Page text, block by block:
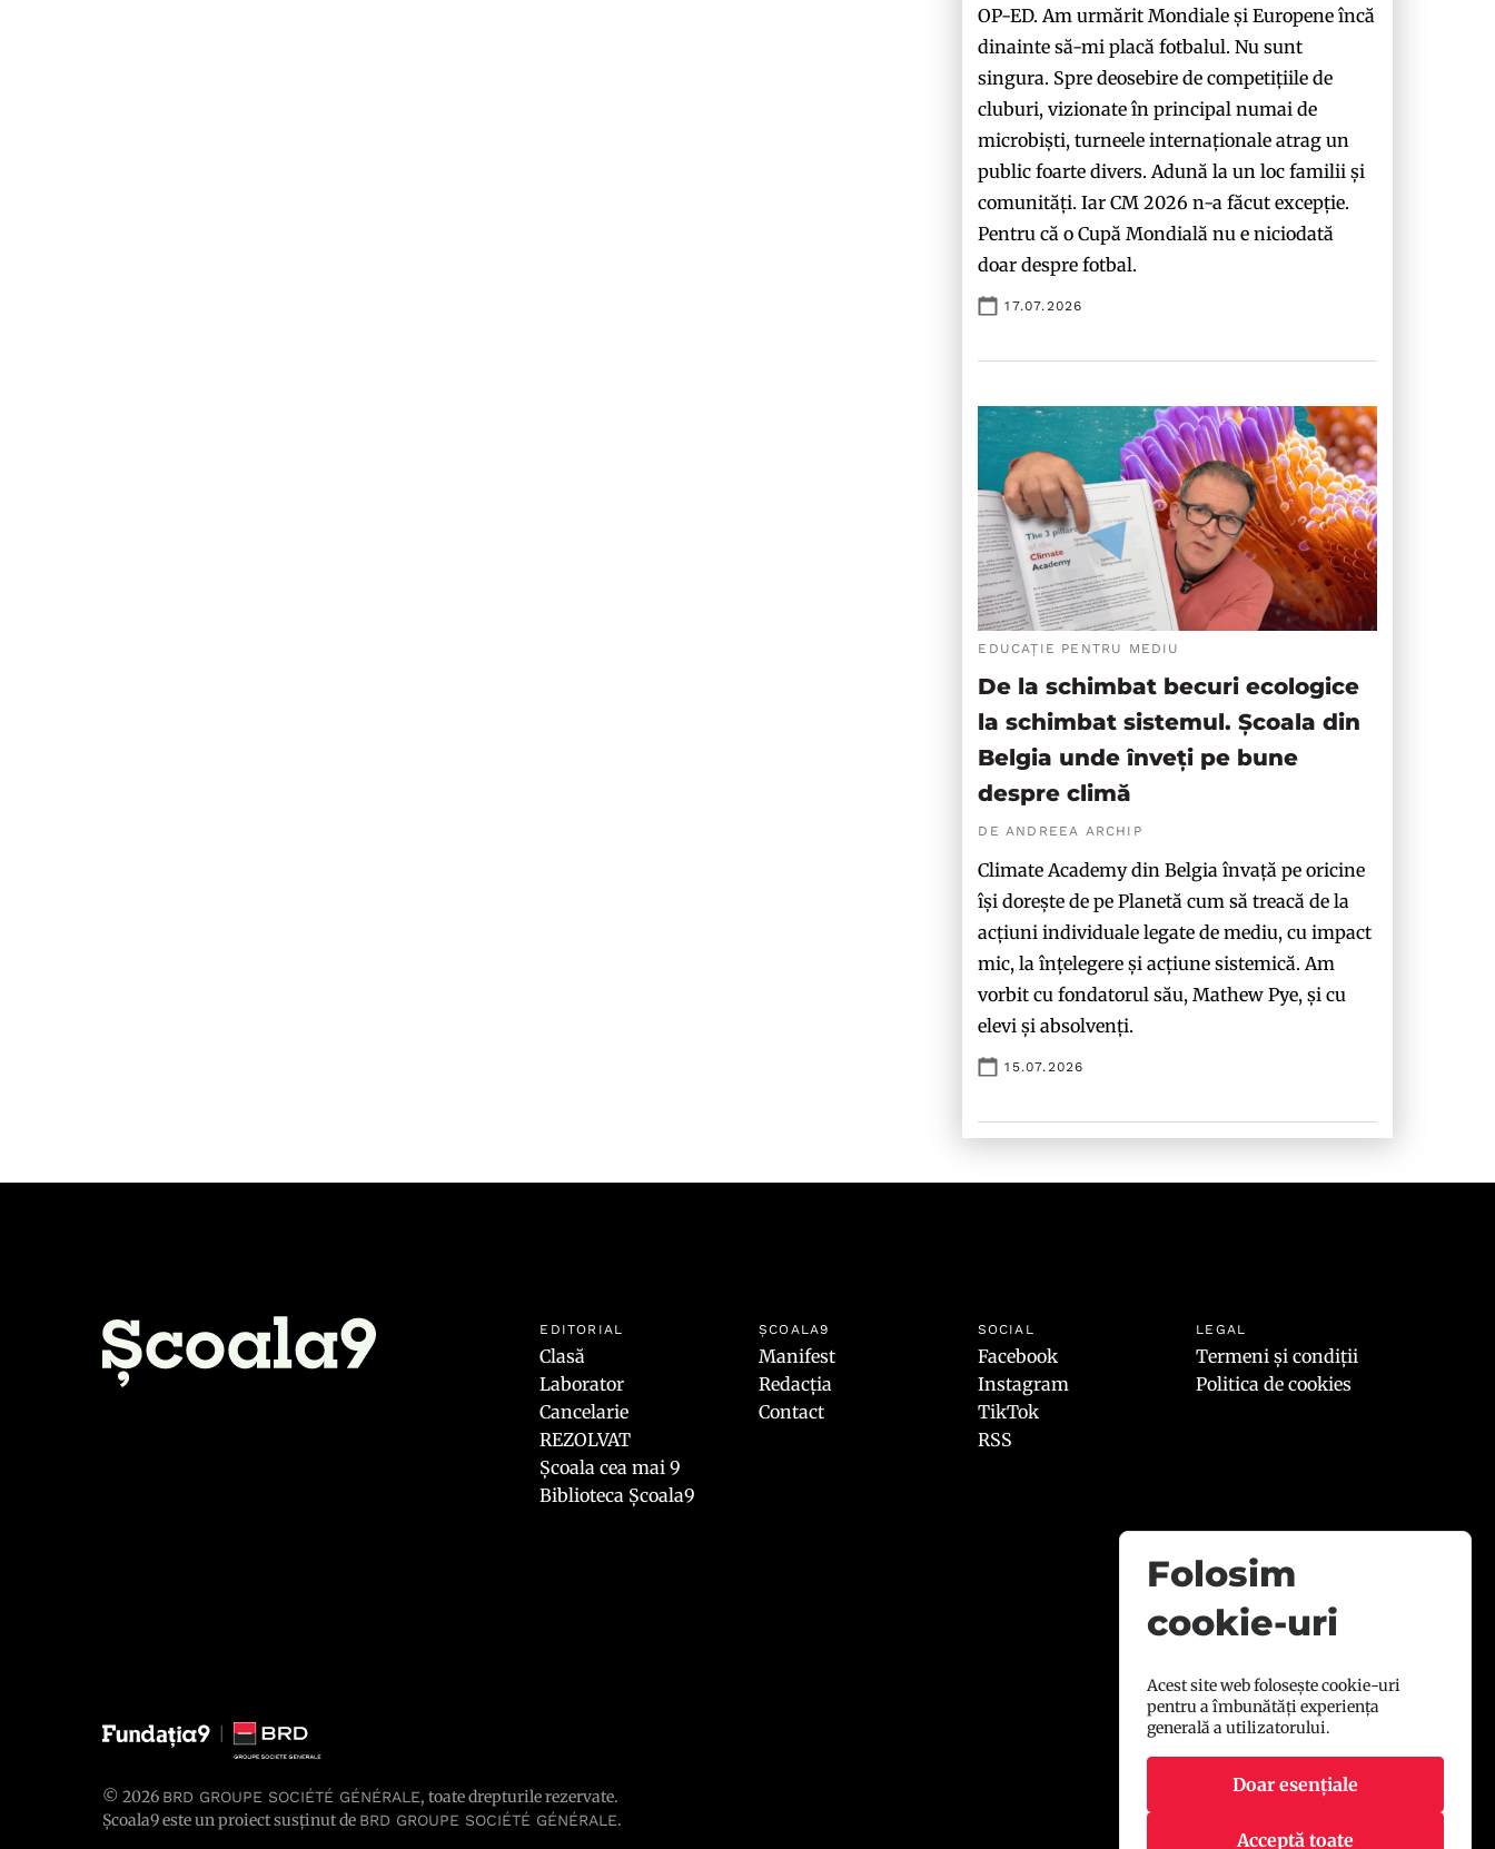
OP-ED. Am urmărit Mondiale și Europene încă
dinainte să-mi placă fotbalul. Nu sunt
singura. Spre deosebire de competițiile de
cluburi, vizionate în principal numai de
microbiști, turneele internaționale atrag un
public foarte divers. Adună la un loc familii și
comunități. Iar CM 2026 n-a făcut excepție.
Pentru că o Cupă Mondială nu e niciodată
doar despre fotbal.
17.07.2026
EDUCAȚIE PENTRU MEDIU
De la schimbat becuri ecologice
la schimbat sistemul. Școala din
Belgia unde înveți pe bune
despre climă
DE ANDREEA ARCHIP
Climate Academy din Belgia învață pe oricine
își dorește de pe Planetă cum să treacă de la
acțiuni individuale legate de mediu, cu impact
mic, la înțelegere și acțiune sistemică. Am
vorbit cu fondatorul său, Mathew Pye, și cu
elevi și absolvenți.
15.07.2026
EDITORIAL
Clasă
Laborator
Cancelarie
REZOLVAT
Școala cea mai 9
Biblioteca Școala9
ȘCOALA9
Manifest
Redacția
Contact
SOCIAL
Facebook
Instagram
TikTok
RSS
LEGAL
Termeni și condiții
Politica de cookies
© 2026 BRD GROUPE SOCIÉTÉ GÉNÉRALE, toate drepturile rezervate.
Școala9 este un proiect susținut de BRD GROUPE SOCIÉTÉ GÉNÉRALE.
Folosim
cookie-uri
Acest site web folosește cookie-uri
pentru a îmbunătăți experiența
generală a utilizatorului.
Doar esențiale
Acceptă toate